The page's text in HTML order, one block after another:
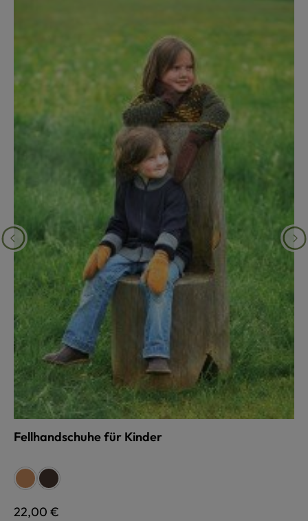
Fellhandschuhe für Kinder
Farbe auswählen
hellbraundunkelbraun
Regulärer Preis:
22,00 €